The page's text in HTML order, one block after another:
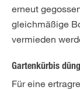
erneut
gleichmäßige
vermieden
Gartenkürbis
Für eine